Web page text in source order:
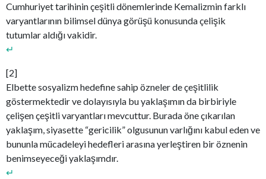
Cumhuriyet tarihinin çeşitli dönemlerinde Kemalizmin farklı
varyantlarının bilimsel dünya görüşü konusunda çelişik
tutumlar aldığı vakidir.
↵
[2]
Elbette sosyalizm hedefine sahip özneler de çeşitlilik
göstermektedir ve dolayısıyla bu yaklaşımın da birbiriyle
çelişen çeşitli varyantları mevcuttur. Burada öne çıkarılan
yaklaşım, siyasette “gericilik” olgusunun varlığını kabul eden ve
bununla mücadeleyi hedefleri arasına yerleştiren bir öznenin
benimseyeceği yaklaşımdır.
↵